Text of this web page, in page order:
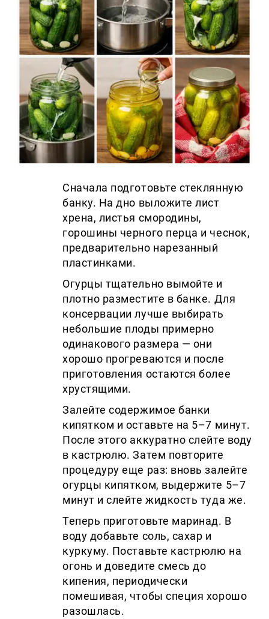
Сначала подготовьте стеклянную
банку. На дно выложите лист
хрена, листья смородины,
горошины черного перца и чеснок,
предварительно нарезанный
пластинками.
Огурцы тщательно вымойте и
плотно разместите в банке. Для
консервации лучше выбирать
небольшие плоды примерно
одинакового размера — они
хорошо прогреваются и после
приготовления остаются более
хрустящими.
Залейте содержимое банки
кипятком и оставьте на 5–7 минут.
После этого аккуратно слейте воду
в кастрюлю. Затем повторите
процедуру еще раз: вновь залейте
огурцы кипятком, выдержите 5–7
минут и слейте жидкость туда же.
Теперь приготовьте маринад. В
воду добавьте соль, сахар и
куркуму. Поставьте кастрюлю на
огонь и доведите смесь до
кипения, периодически
помешивая, чтобы специя хорошо
разошлась.